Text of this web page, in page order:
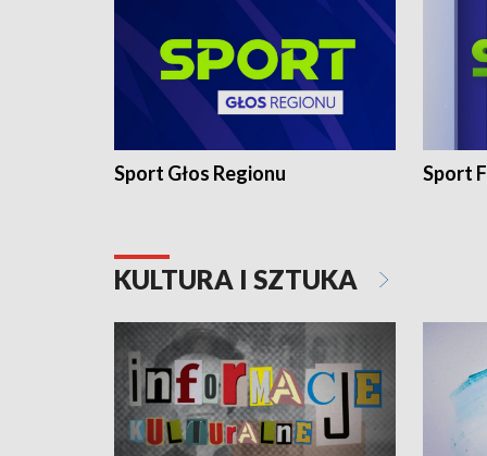
Sport Głos Regionu Sport
KULTURA I SZTUKA